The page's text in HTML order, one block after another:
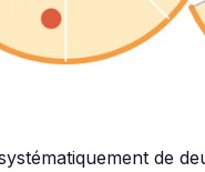
de